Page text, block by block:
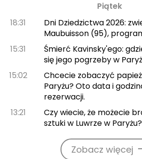
Piątek
18:31
Dni Dziedzictwa 2026:
Maubuisson (95),
15:31
Śmierć Kavinsky'ego:
się jego pogrzeby w
15:02
Chcecie zobaczyć
Paryżu? Oto data i
rezerwacji.
13:21
Czy wiecie, że możecie
sztuki w Luwrze w Paryżu?
Zobacz więcej